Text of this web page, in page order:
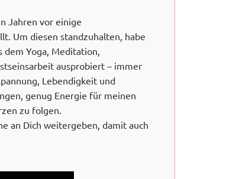
Jahren vor einige
Um diesen standzuhalten, habe
dem Yoga, Meditation,
ausprobiert – immer
Lebendigkeit und
genug Energie für meinen
zu folgen.
an Dich weitergeben, damit auch